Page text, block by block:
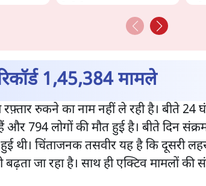
1,45,384 मामले
रफ़्तार रुकने का नाम नहीं ले रही है। बीते
794 लोगों की मौत हुई है। बीते दिन
हुई थी। चिंताजनक तसवीर यह है कि दूसरी
जा रहा है। साथ ही एक्टिव मामलों की